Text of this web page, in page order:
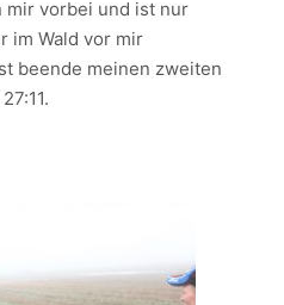
mir vorbei und ist nur
im Wald vor mir
beende meinen zweiten